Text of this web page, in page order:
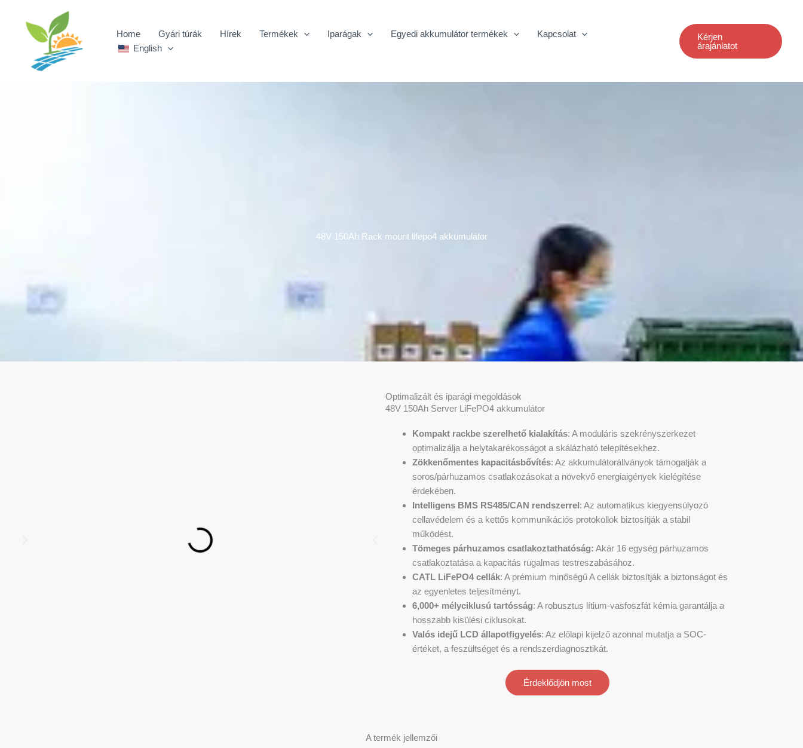
tartalomra
Home Gyári túrák Hírek Termékek Iparágak Egyedi akkumulátor termékek
Kapcsolat
English
Kérjen
árajánlatot
48V 150Ah Rack mount lifepo4 akkumulátor
Optimalizált és iparági megoldások
48V 150Ah Server LiFePO4 akkumulátor
Kompakt rackbe szerelhető kialakítás: A moduláris szekrényszerkezet
optimalizálja a helytakarékosságot a skálázható telepítésekhez.
Zökkenőmentes kapacitásbővítés: Az akkumulátorállványok támogatják a
soros/párhuzamos csatlakozásokat a növekvő energiaigények kielégítése
érdekében.
Intelligens BMS RS485/CAN rendszerrel: Az automatikus kiegyensúlyozó
cellavédelem és a kettős kommunikációs protokollok biztosítják a stabil
működést.
Tömeges párhuzamos csatlakoztathatóság: Akár 16 egység párhuzamos
csatlakoztatása a kapacitás rugalmas testreszabásához.
CATL LiFePO4 cellák: A prémium minőségű A cellák biztosítják a biztonságot és
az egyenletes teljesítményt.
6,000+ mélyciklusú tartósság: A robusztus lítium-vasfoszfát kémia garantálja a
hosszabb kisülési ciklusokat.
Valós idejű LCD állapotfigyelés: Az előlapi kijelző azonnal mutatja a SOC-
értéket, a feszültséget és a rendszerdiagnosztikát.
Érdeklődjön most
A termék jellemzői